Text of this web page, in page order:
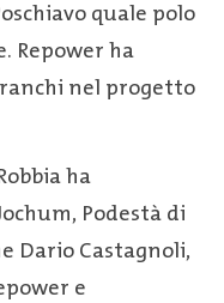
quale polo
Repower ha
nel progetto
ha
Podestà di
Dario Castagnoli,
e